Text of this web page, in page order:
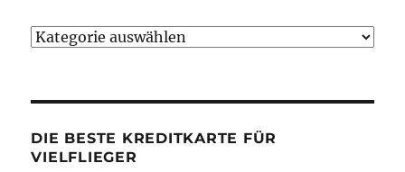
Bumsbude
DIE BESTE KREDITKARTE FÜR
VIELFLIEGER